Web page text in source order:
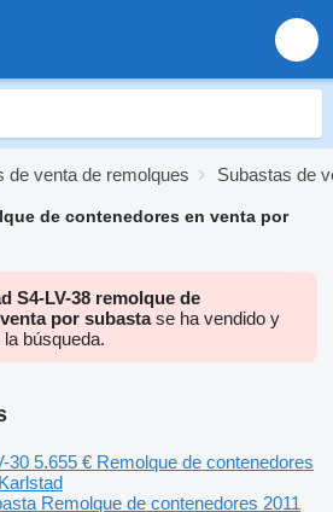
de venta de remolques Subastas de
de contenedores en venta por
S4-LV-38 remolque de
por subastase ha vendido y
búsqueda.
30 5.655 € Remolque de contenedores
Remolque de contenedores 2011